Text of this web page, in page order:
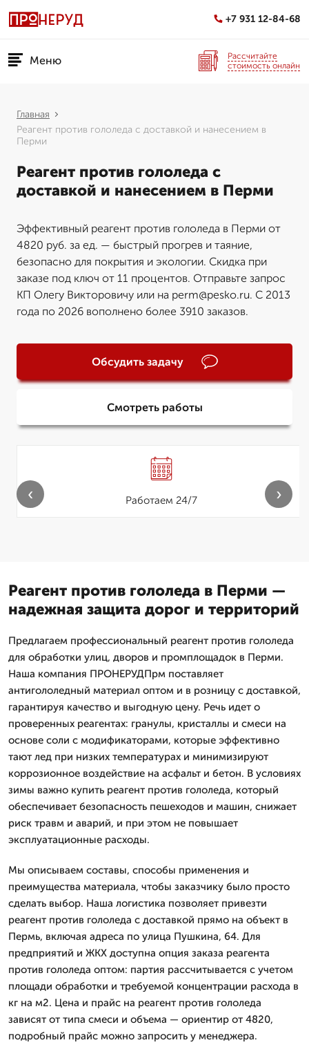
+7 931 12-84-68
Меню
Рассчитайте
стоимость онлайн
Главная
Реагент против гололеда с доставкой и нанесением в
Перми
Реагент против гололеда с
доставкой и нанесением в Перми
Эффективный реагент против гололеда в Перми от
4820 руб. за ед. — быстрый прогрев и таяние,
безопасно для покрытия и экологии. Скидка при
заказе под ключ от 11 процентов. Отправьте запрос
КП Олегу Викторовичу или на perm@pesko.ru. С 2013
года по 2026 вополнено более 3910 заказов.
Обсудить задачу
Смотреть работы
Работаем 24/7
‹ ›
Реагент против гололеда в Перми —
надежная защита дорог и территорий
Предлагаем профессиональный реагент против гололеда
для обработки улиц, дворов и промплощадок в Перми.
Наша компания ПРОНЕРУДПрм поставляет
антигололедный материал оптом и в розницу с доставкой,
гарантируя качество и выгодную цену. Речь идет о
проверенных реагентах: гранулы, кристаллы и смеси на
основе соли с модификаторами, которые эффективно
тают лед при низких температурах и минимизируют
коррозионное воздействие на асфальт и бетон. В условиях
зимы важно купить реагент против гололеда, который
обеспечивает безопасность пешеходов и машин, снижает
риск травм и аварий, и при этом не повышает
эксплуатационные расходы.
Мы описываем составы, способы применения и
преимущества материала, чтобы заказчику было просто
сделать выбор. Наша логистика позволяет привезти
реагент против гололеда с доставкой прямо на объект в
Пермь, включая адреса по улица Пушкина, 64. Для
предприятий и ЖКХ доступна опция заказа реагента
против гололеда оптом: партия рассчитывается с учетом
площади обработки и требуемой концентрации расхода в
кг на м2. Цена и прайс на реагент против гололеда
зависят от типа смеси и объема — ориентир от 4820,
подробный прайс можно запросить у менеджера.